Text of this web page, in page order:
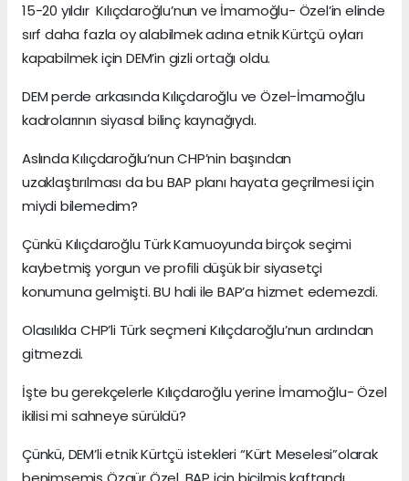
15-20 yıldır Kılıçdaroğlu’nun ve İmamoğlu- Özel’in elinde
sırf daha fazla oy alabilmek adına etnik Kürtçü oyları
kapabilmek için DEM’in gizli ortağı oldu.
DEM perde arkasında Kılıçdaroğlu ve Özel-İmamoğlu
kadrolarının siyasal bilinç kaynağıydı.
Aslında Kılıçdaroğlu’nun CHP’nin başından
uzaklaştırılması da bu BAP planı hayata geçrilmesi için
miydi bilemedim?
Çünkü Kılıçdaroğlu Türk Kamuoyunda birçok seçimi
kaybetmiş yorgun ve profili düşük bir siyasetçi
konumuna gelmişti. BU hali ile BAP’a hizmet edemezdi.
Olasılıkla CHP’li Türk seçmeni Kılıçdaroğlu’nun ardından
gitmezdi.
İşte bu gerekçelerle Kılıçdaroğlu yerine İmamoğlu- Özel
ikilisi mi sahneye sürüldü?
Çünkü, DEM’li etnik Kürtçü istekleri “Kürt Meselesi”olarak